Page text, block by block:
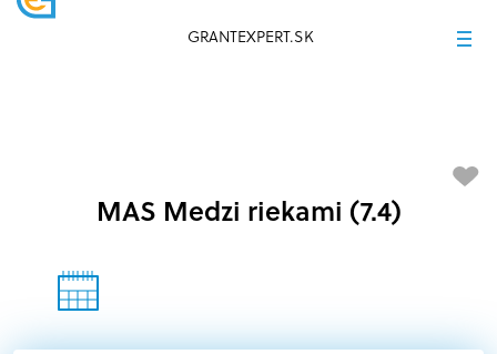
GRANTEXPERT.SK
MAS Medzi riekami (7.4)